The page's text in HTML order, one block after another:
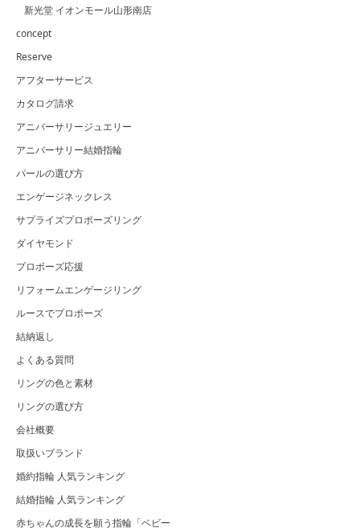
新光堂 イオンモール山形南店
concept
Reserve
アフターサービス
カタログ請求
アニバーサリージュエリー
アニバーサリー結婚指輪
パールの選び方
エンゲージネックレス
サプライズプロポーズリング
ダイヤモンド
プロポーズ応援
リフォームエンゲージリング
ルースでプロポーズ
結納返し
よくある質問
リングの色と素材
リングの選び方
会社概要
取扱いブランド
婚約指輪 人気ランキング
結婚指輪 人気ランキング
赤ちゃんの成長を願う指輪「ベビー